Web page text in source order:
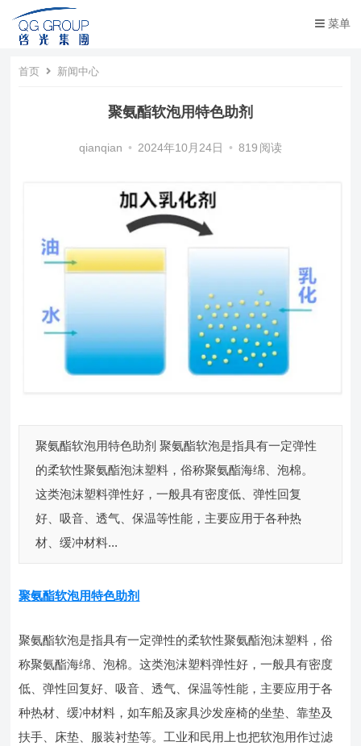
菜单
首页 新闻中心
聚氨酯软泡用特色助剂
qianqian • 2024年10月24日 • 819 阅读
聚氨酯软泡用特色助剂 聚氨酯软泡是指具有一定弹性
的柔软性聚氨酯泡沫塑料，俗称聚氨酯海绵、泡棉。
这类泡沫塑料弹性好，一般具有密度低、弹性回复
好、吸音、透气、保温等性能，主要应用于各种热
材、缓冲材料...
聚氨酯软泡用特色助剂
聚氨酯软泡是指具有一定弹性的柔软性聚氨酯泡沫塑料，俗
称聚氨酯海绵、泡棉。这类泡沫塑料弹性好，一般具有密度
低、弹性回复好、吸音、透气、保温等性能，主要应用于各
种热材、缓冲材料，如车船及家具沙发座椅的坐垫、靠垫及
扶手、床垫、服装衬垫等。工业和民用上也把软泡用作过滤